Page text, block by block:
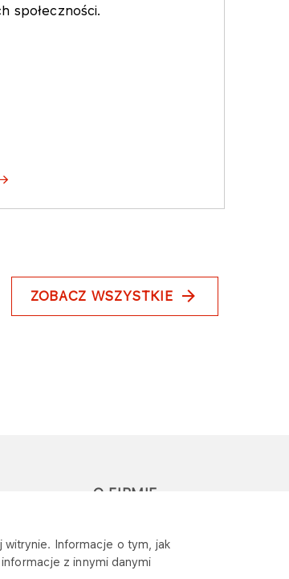
witrynie. Informacje o tym, jak
z innymi danymi
społeczności.
ZOBACZ WSZYSTKIE
O FIRMIE
Wymagania